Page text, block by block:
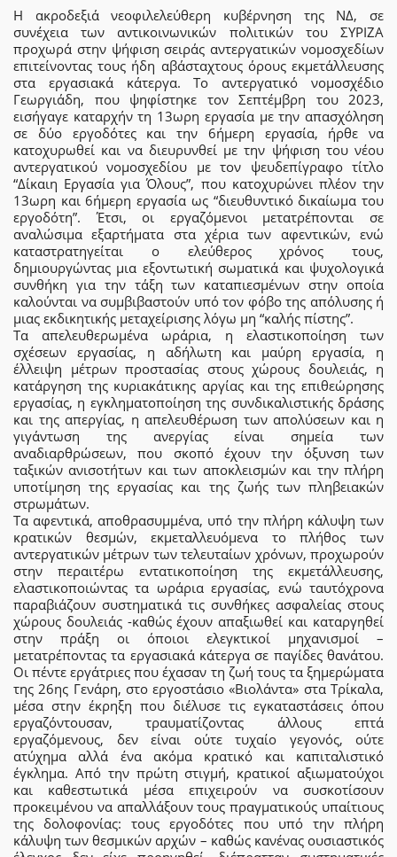
Η ακροδεξιά νεοφιλελεύθερη κυβέρνηση της ΝΔ, σε
συνέχεια των αντικοινωνικών πολιτικών του ΣΥΡΙΖΑ
προχωρά στην ψήφιση σειράς αντεργατικών νομοσχεδίων
επιτείνοντας τους ήδη αβάσταχτους όρους εκμετάλλευσης
στα εργασιακά κάτεργα. Το αντεργατικό νομοσχέδιο
Γεωργιάδη, που ψηφίστηκε τον Σεπτέμβρη του 2023,
εισήγαγε καταρχήν τη 13ωρη εργασία με την απασχόληση
σε δύο εργοδότες και την 6ήμερη εργασία, ήρθε να
κατοχυρωθεί και να διευρυνθεί με την ψήφιση του νέου
αντεργατικού νομοσχεδίου με τον ψευδεπίγραφο τίτλο
“Δίκαιη Εργασία για Όλους”, που κατοχυρώνει πλέον την
13ωρη και 6ήμερη εργασία ως “διευθυντικό δικαίωμα του
εργοδότη”. Έτσι, οι εργαζόμενοι μετατρέπονται σε
αναλώσιμα εξαρτήματα στα χέρια των αφεντικών, ενώ
καταστρατηγείται ο ελεύθερος χρόνος τους,
δημιουργώντας μια εξοντωτική σωματικά και ψυχολογικά
συνθήκη για την τάξη των καταπιεσμένων στην οποία
καλούνται να συμβιβαστούν υπό τον φόβο της απόλυσης ή
μιας εκδικητικής μεταχείρισης λόγω μη “καλής πίστης”.
Τα απελευθερωμένα ωράρια, η ελαστικοποίηση των
σχέσεων εργασίας, η αδήλωτη και μαύρη εργασία, η
έλλειψη μέτρων προστασίας στους χώρους δουλειάς, η
κατάργηση της κυριακάτικης αργίας και της επιθεώρησης
εργασίας, η εγκληματοποίηση της συνδικαλιστικής δράσης
και της απεργίας, η απελευθέρωση των απολύσεων και η
γιγάντωση της ανεργίας είναι σημεία των
αναδιαρθρώσεων, που σκοπό έχουν την όξυνση των
ταξικών ανισοτήτων και των αποκλεισμών και την πλήρη
υποτίμηση της εργασίας και της ζωής των πληβειακών
στρωμάτων.
Τα αφεντικά, αποθρασυμμένα, υπό την πλήρη κάλυψη των
κρατικών θεσμών, εκμεταλλευόμενα το πλήθος των
αντεργατικών μέτρων των τελευταίων χρόνων, προχωρούν
στην περαιτέρω εντατικοποίηση της εκμετάλλευσης,
ελαστικοποιώντας τα ωράρια εργασίας, ενώ ταυτόχρονα
παραβιάζουν συστηματικά τις συνθήκες ασφαλείας στους
χώρους δουλειάς -καθώς έχουν απαξιωθεί και καταργηθεί
στην πράξη οι όποιοι ελεγκτικοί μηχανισμοί –
μετατρέποντας τα εργασιακά κάτεργα σε παγίδες θανάτου.
Οι πέντε εργάτριες που έχασαν τη ζωή τους τα ξημερώματα
της 26ης Γενάρη, στο εργοστάσιο «Βιολάντα» στα Τρίκαλα,
μέσα στην έκρηξη που διέλυσε τις εγκαταστάσεις όπου
εργαζόντουσαν, τραυματίζοντας άλλους επτά
εργαζόμενους, δεν είναι ούτε τυχαίο γεγονός, ούτε
ατύχημα αλλά ένα ακόμα κρατικό και καπιταλιστικό
έγκλημα. Από την πρώτη στιγμή, κρατικοί αξιωματούχοι
και καθεστωτικά μέσα επιχειρούν να συσκοτίσουν
προκειμένου να απαλλάξουν τους πραγματικούς υπαίτιους
της δολοφονίας: τους εργοδότες που υπό την πλήρη
κάλυψη των θεσμικών αρχών – καθώς κανένας ουσιαστικός